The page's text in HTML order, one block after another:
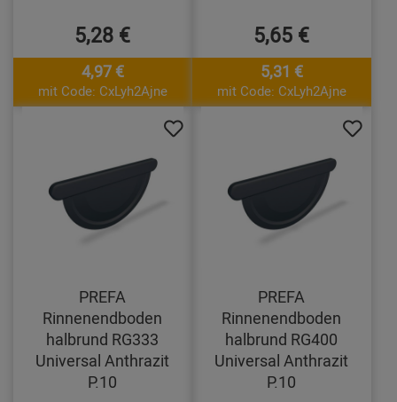
5,28 €
4,97 €
mit Code: CxLyh2Ajne
5,65 €
5,31 €
mit Code: CxLyh2Ajne
PREFA
Rinnenendboden
halbrund RG333
Universal Anthrazit
P.10
PREFA
Rinnenendboden
halbrund RG400
Universal Anthrazit
P.10